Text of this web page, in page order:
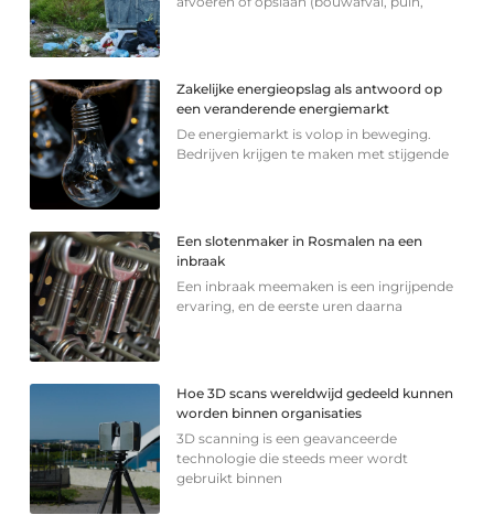
Zakelijke energieopslag als antwoord op
een veranderende energiemarkt
De energiemarkt is volop in beweging.
Bedrijven krijgen te maken met stijgende
Een slotenmaker in Rosmalen na een
inbraak
Een inbraak meemaken is een ingrijpende
ervaring, en de eerste uren daarna
Hoe 3D scans wereldwijd gedeeld kunnen
worden binnen organisaties
3D scanning is een geavanceerde
technologie die steeds meer wordt
gebruikt binnen